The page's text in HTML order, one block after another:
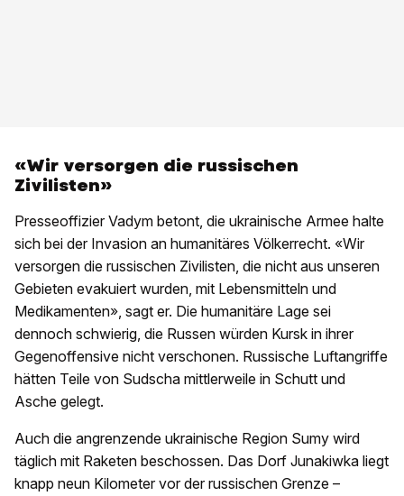
«Wir versorgen die russischen
Zivilisten»
Presseoffizier Vadym betont, die ukrainische Armee halte
sich bei der Invasion an humanitäres Völkerrecht. «Wir
versorgen die russischen Zivilisten, die nicht aus unseren
Gebieten evakuiert wurden, mit Lebensmitteln und
Medikamenten», sagt er. Die humanitäre Lage sei
dennoch schwierig, die Russen würden Kursk in ihrer
Gegenoffensive nicht verschonen. Russische Luftangriffe
hätten Teile von Sudscha mittlerweile in Schutt und
Asche gelegt.
Auch die angrenzende ukrainische Region Sumy wird
täglich mit Raketen beschossen. Das Dorf Junakiwka liegt
knapp neun Kilometer vor der russischen Grenze –